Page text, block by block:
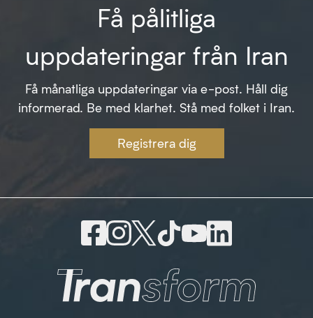
Få pålitliga
uppdateringar från Iran
Få månatliga uppdateringar via e-post. Håll dig
informerad. Be med klarhet. Stå med folket i Iran.
Registrera dig